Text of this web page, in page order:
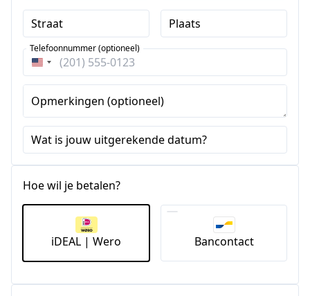
Straat Plaats
Verenigde
Staten
+1
Telefoonnummer (optioneel)
Opmerkingen (optioneel)
Wat is jouw uitgerekende datum?
Hoe wil je betalen?
iDEAL | Wero Bancontact